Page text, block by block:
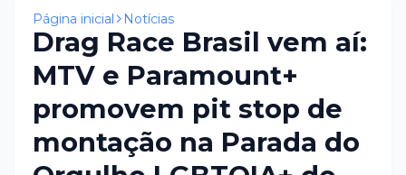
Página inicial Notícias
Drag Race Brasil vem aí:
MTV e Paramount+
promovem pit stop de
montação na Parada do